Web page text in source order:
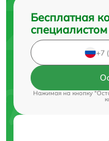
Бесплатная
специалистом
Нажимая на кнопку